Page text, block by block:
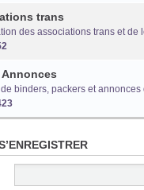
trans
des associations trans et de
Annonces
binders, packers et annonces